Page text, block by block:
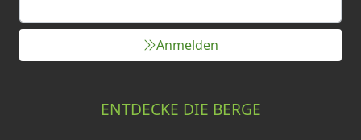
Anmelden
ENTDECKE DIE BERGE